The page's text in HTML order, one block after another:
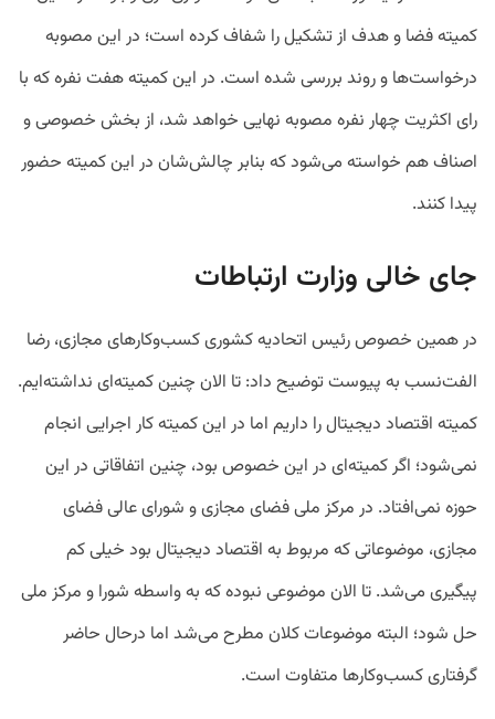
کمیته فضا و هدف از تشکیل را شفاف کرده است؛ در این مصوبه
درخواست‌ها و روند بررسی شده است. در این کمیته هفت نفره که با
رای اکثریت چهار نفره مصوبه نهایی خواهد شد، از بخش خصوصی و
اصناف هم خواسته می‌شود که بنابر چالش‌شان در این کمیته حضور
پیدا کنند.
جای خالی وزارت ارتباطات
در همین خصوص رئیس اتحادیه کشوری کسب‌وکارهای مجازی، رضا
الفت‌نسب به پیوست توضیح داد: تا الان چنین کمیته‌ای نداشته‌ایم.
کمیته اقتصاد دیجیتال را داریم اما در این کمیته کار اجرایی انجام
نمی‌شود؛ اگر کمیته‌ای در این خصوص بود، چنین اتفاقاتی در این
حوزه نمی‌افتاد. در مرکز ملی فضای مجازی و شورای عالی فضای
مجازی، موضوعاتی که مربوط به اقتصاد دیجیتال بود خیلی کم
پیگیری می‌شد. تا الان موضوعی نبوده که به واسطه شورا و مرکز ملی
حل شود؛ البته موضوعات کلان مطرح می‌شد اما درحال حاضر
گرفتاری کسب‌و‌کارها متفاوت است.